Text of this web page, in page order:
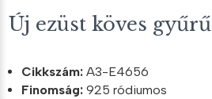
Új ezüst köves gyűrű
Cikkszám: A3-E4656
Finomság: 925 ródiumos